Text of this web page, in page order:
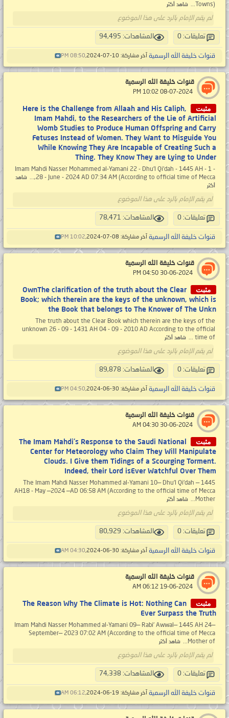
Towns)...
شاهد أكثر
لم يقم الإمام بالرد على هذا الموضوع
تعليقات: 0 المشاهدات: 94,495
قنوات خليفة الله الرسمية آخر مشاركة: 10-07-2024, 08:50 PM
قنوات خليفة الله الرسمية
مثبت
Here is the Challenge from Allaah and His Caliph,
Imam Mahdi, to the Researchers of the Lie of Artificial
Womb Studies to Produce Human Offspring and Carry
Fetuses Instead of Women. They Want to Misguide You
While Knowing They Are Incapable of Creating Such a
Thing. They Know They are Lying to Under
- 1 - Imam Mahdi Nasser Mohammed al-Yamani 22 - Dhu'l Qi'dah - 1445 AH
28 - June - 2024 AD 07:34 AM (According to official time of Mecca,...
شاهد
أكثر
لم يقم الإمام بالرد على هذا الموضوع
تعليقات: 0 المشاهدات: 78,471
قنوات خليفة الله الرسمية آخر مشاركة: 08-07-2024, 10:02 PM
قنوات خليفة الله الرسمية
مثبت
OwnThe clarification of the truth about the Clear
Book; which therein are the keys of the unknown, which is
the Book that belongs to The Knower of The Unkn
The truth about the Clear Book which therein are the keys of the
unknown 26 - 09 - 1431 AH 04 - 09 - 2010 AD According to the official
time of ...
شاهد أكثر
لم يقم الإمام بالرد على هذا الموضوع
تعليقات: 0 المشاهدات: 89,878
قنوات خليفة الله الرسمية آخر مشاركة: 30-06-2024, 04:50 PM
قنوات خليفة الله الرسمية
مثبت
The Imam Mahdi's Response to the Saudi National
Center for Meteorology who Claim They Will Manipulate
Clouds. I Give them Tidings of a Scourging Torment.
Indeed, their Lord isEver Watchful Over Them
The Imam Mahdi Nasser Mohammed al-Yamani 10— Dhu'l Qi'dah — 1445
AH18 - May —2024 —AD 06:58 AM (According to the official time of Mecca
Mother...
شاهد أكثر
لم يقم الإمام بالرد على هذا الموضوع
تعليقات: 0 المشاهدات: 80,929
قنوات خليفة الله الرسمية آخر مشاركة: 30-06-2024, 04:30 AM
قنوات خليفة الله الرسمية
مثبت
The Reason Why The Climate is Hot: Nothing Can
Ever Surpass the Truth
Imam Mahdi Nasser Mohammed al-Yamani 09— Rabi’ Awwal— 1445 AH 24—
September— 2023 07:02 AM (According to the official time of Mecca
Mother of...
شاهد أكثر
لم يقم الإمام بالرد على هذا الموضوع
تعليقات: 0 المشاهدات: 74,338
قنوات خليفة الله الرسمية آخر مشاركة: 19-06-2024, 06:12 AM